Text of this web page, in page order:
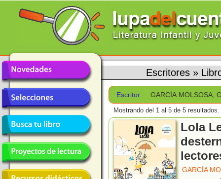
Escritores »
Escritor: GARCÍA MOLSOSA,
Mostrando del 1 al 5 de 5 resultados.
Lola
GARCÍA